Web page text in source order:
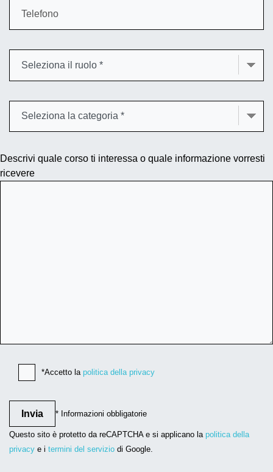
Descrivi quale corso ti interessa o quale informazione vorresti
ricevere
*Accetto la politica della privacy
* Informazioni obbligatorie
Questo sito è protetto da reCAPTCHA e si applicano la politica della
privacy e i termini del servizio di Google.